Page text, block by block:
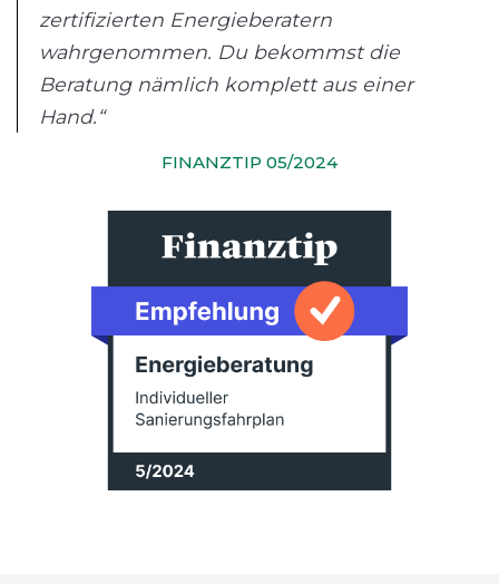
zertifizierten Energieberatern
wahrgenommen. Du bekommst die
Beratung nämlich komplett aus einer
Hand.“
FINANZTIP 05/2024